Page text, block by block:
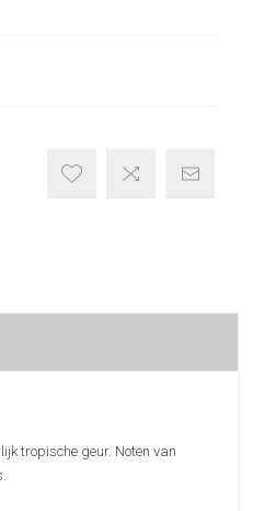
tropische geur. Noten van